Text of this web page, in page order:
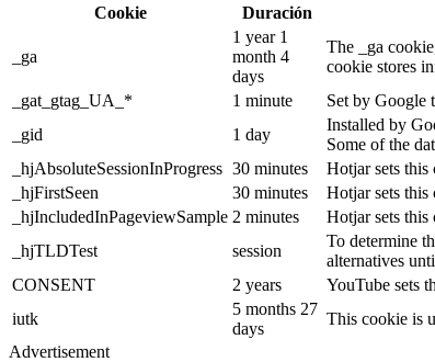
Cookie
Duración
_ga
1 year 1
month 4
days
The _ga
cookie stores
_gat_gtag_UA_*
1 minute
Set by Google
_gid
1 day
Installed by
Some of the
_hjAbsoluteSessionInProgress 30 minutes
Hotjar sets this
_hjFirstSeen
30 minutes
Hotjar sets this
_hjIncludedInPageviewSample 2 minutes
Hotjar sets
_hjTLDTest
session
To determine
alternatives
CONSENT
2 years
YouTube sets
iutk
5 months 27
days
This cookie is
Advertisement